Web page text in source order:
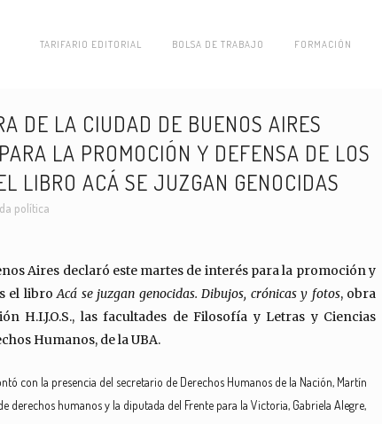
TARIFARIO EDITORIAL BOLSA DE TRABAJO FORMACIÓN
DE LA CIUDAD DE BUENOS AIRES
LA PROMOCIÓN Y DEFENSA DE LOS
LIBRO ACÁ SE JUZGAN GENOCIDAS
política
Aires declaró este martes de interés para la promoción y
el libroAcá se juzgan genocidas. Dibujos, crónicas y fotos, obra
H.I.J.O.S., las facultades de Filosofía y Letras y Ciencias
Humanos, de la UBA.
con la presencia del secretario de Derechos Humanos de la Nación, Martín
derechos humanos y la diputada del Frente para la Victoria, Gabriela Alegre,